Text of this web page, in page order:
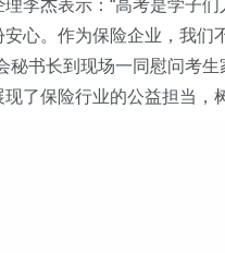
理李杰表示：“高考是学子
心。作为保险企业，我
秘书长到现场一同慰问考生
了保险行业的公益担当，